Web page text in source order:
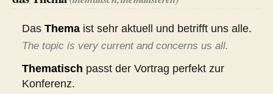
Das Thema ist sehr aktuell und betrifft uns alle.
The topic is very current and concerns us all.
Thematisch passt der Vortrag perfekt zur
Konferenz.